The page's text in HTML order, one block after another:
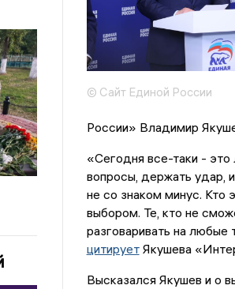
© Сайт Единой России
России» Владимир
«Сегодня все-таки - это
вопросы, держать удар,
не со знаком минус. Кто
выбором. Те, кто не
разговаривать на
цитируетЯкушева
Высказался Якушев и о